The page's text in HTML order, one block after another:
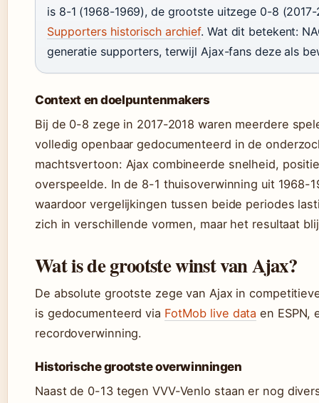
is 8-1 (1968-1969), de grootste uitzege 0-8
Supporters historisch archief. Wat dit betekent:
generatie supporters, terwijl Ajax-fans deze als
Context en doelpuntenmakers
Bij de 0-8 zege in 2017-2018 waren meerdere
volledig openbaar gedocumenteerd in de
machtsvertoon: Ajax combineerde snelheid,
overspeelde. In de 8-1 thuisoverwinning uit
waardoor vergelijkingen tussen beide periodes
zich in verschillende vormen, maar het resultaat
Wat is de grootste winst van Ajax?
De absolute grootste zege van Ajax in
is gedocumenteerd via FotMob live data en ESPN,
recordoverwinning.
Historische grootste overwinningen
Naast de 0-13 tegen VVV-Venlo staan er nog